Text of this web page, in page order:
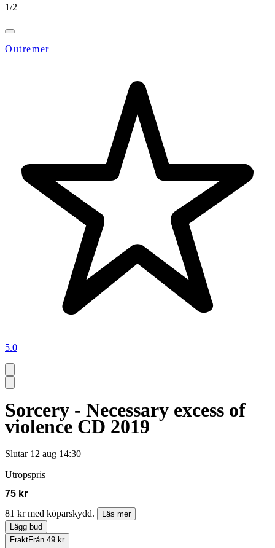
1/2
Outremer
5.0
Sorcery - Necessary excess of
violence CD 2019
Slutar 12 aug 14:30
Utropspris
75 kr
81 kr med köparskydd.
Läs mer
Lägg bud
FraktFrån 49 kr